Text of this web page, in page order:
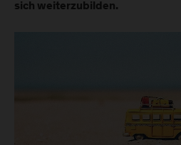
sich weiterzubilden.